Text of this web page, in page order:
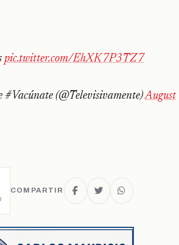
pic.twitter.com/EhXK7P3TZ7
#Vacúnate (@Televisivamente)August
COMPARTIR